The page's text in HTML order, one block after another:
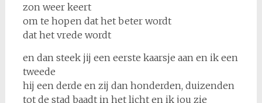
zon weer keert
om te hopen dat het beter wordt
dat het vrede wordt
en dan steek jij een eerste kaarsje aan en ik een
tweede
hij een derde en zij dan honderden, duizenden
tot de stad baadt in het licht en ik jou zie